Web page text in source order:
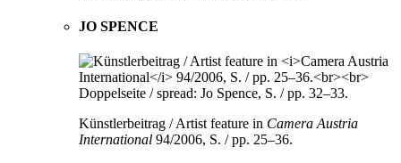
JO SPENCE
Künstlerbeitrag / Artist feature in Camera Austria
International 94/2006, S. / pp. 25–36.